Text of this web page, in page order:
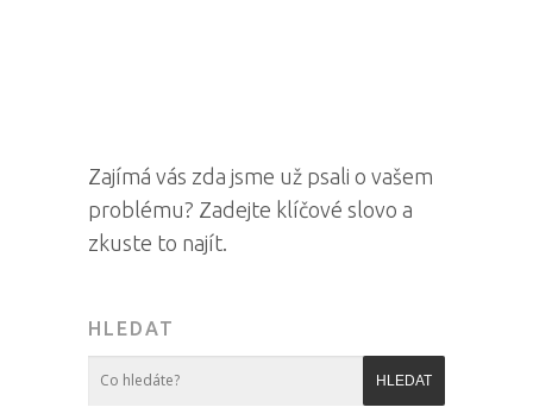
Zajímá vás zda jsme už psali o vašem
problému? Zadejte klíčové slovo a
zkuste to najít.
HLEDAT